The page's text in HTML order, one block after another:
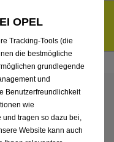
E-Autos und Plug-in-
>>
OPEL
Tracking-Tools (die
die bestmögliche
grundlegende
und
Benutzerfreundlichkeit
wie
tragen so dazu bei,
Website kann auch